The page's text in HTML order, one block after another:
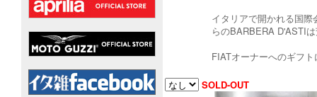
イタリアで開かれる国
らのBARBERA D'ASTI
FIATオーナーへのギフ
SOLD-OUT